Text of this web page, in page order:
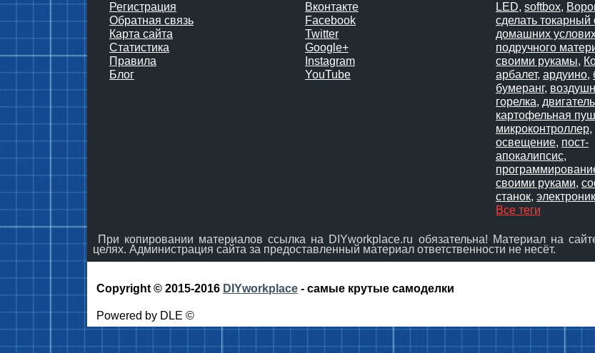
Регистрация
Обратная связь
Карта сайта
Статистика
Правила
Блог
Вконтакте
Facebook
Twitter
Google+
Instagram
YouTube
LED, softbox,
сделать токарный
домашних
подручного
своими рукамы,
арбалет, ардуино,
бумеранг,
горелка, двигатель
картофельная
микроконтроллер,
освещение, пост-
апокалипсис,
своими руками,
станок,
Все теги
При копировании материалов ссылка на DIYworkplace.ru обязательна! Материал на
целях. Администрация сайта за предоставленный материал ответственности не несёт.
Copyright © 2015-2016 DIYworkplace - самые крутые самоделки
Powered by DLE ©